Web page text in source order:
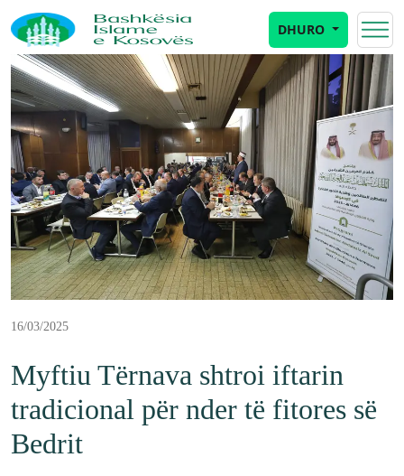
DHURO
16/03/2025
Myftiu Tërnava shtroi iftarin
tradicional për nder të fitores së
Bedrit